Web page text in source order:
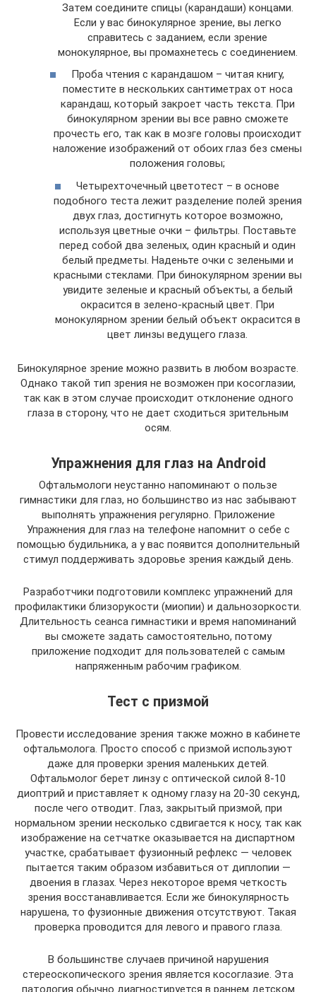
Затем соедините спицы (карандаши) концами.
Если у вас бинокулярное зрение, вы легко
справитесь с заданием, если зрение
монокулярное, вы промахнетесь с соединением.
Проба чтения с карандашом – читая книгу,
поместите в нескольких сантиметрах от носа
карандаш, который закроет часть текста. При
бинокулярном зрении вы все равно сможете
прочесть его, так как в мозге головы происходит
наложение изображений от обоих глаз без смены
положения головы;
Четырехточечный цветотест – в основе
подобного теста лежит разделение полей зрения
двух глаз, достигнуть которое возможно,
используя цветные очки – фильтры. Поставьте
перед собой два зеленых, один красный и один
белый предметы. Наденьте очки с зелеными и
красными стеклами. При бинокулярном зрении вы
увидите зеленые и красный объекты, а белый
окрасится в зелено-красный цвет. При
монокулярном зрении белый объект окрасится в
цвет линзы ведущего глаза.
Бинокулярное зрение можно развить в любом возрасте.
Однако такой тип зрения не возможен при косоглазии,
так как в этом случае происходит отклонение одного
глаза в сторону, что не дает сходиться зрительным
осям.
Упражнения для глаз на Android
Офтальмологи неустанно напоминают о пользе
гимнастики для глаз, но большинство из нас забывают
выполнять упражнения регулярно. Приложение
Упражнения для глаз на телефоне напомнит о себе с
помощью будильника, а у вас появится дополнительный
стимул поддерживать здоровье зрения каждый день.
Разработчики подготовили комплекс упражнений для
профилактики близорукости (миопии) и дальнозоркости.
Длительность сеанса гимнастики и время напоминаний
вы сможете задать самостоятельно, потому
приложение подходит для пользователей с самым
напряженным рабочим графиком.
Тест с призмой
Провести исследование зрения также можно в кабинете
офтальмолога. Просто способ с призмой используют
даже для проверки зрения маленьких детей.
Офтальмолог берет линзу с оптической силой 8-10
диоптрий и приставляет к одному глазу на 20-30 секунд,
после чего отводит. Глаз, закрытый призмой, при
нормальном зрении несколько сдвигается к носу, так как
изображение на сетчатке оказывается на диспартном
участке, срабатывает фузионный рефлекс — человек
пытается таким образом избавиться от диплопии —
двоения в глазах. Через некоторое время четкость
зрения восстанавливается. Если же бинокулярность
нарушена, то фузионные движения отсутствуют. Такая
проверка проводится для левого и правого глаза.
В большинстве случаев причиной нарушения
стереоскопического зрения является косоглазие. Эта
патология обычно диагностируется в раннем детском